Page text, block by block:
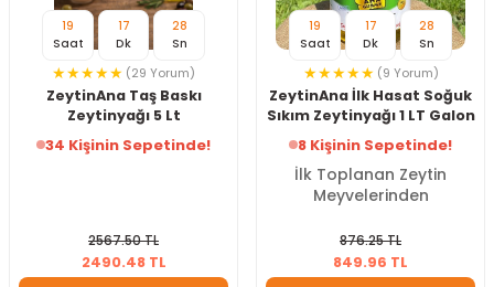
19
Saat
17
Dk
26
Sn
(29 Yorum)
ZeytinAna Taş Baskı
Zeytinyağı 5 Lt
34 Kişinin Sepetinde!
2567.50 TL
2490.48 TL
19
Saat
17
Dk
26
Sn
(9 Yorum)
ZeytinAna İlk Hasat Soğuk
Sıkım Zeytinyağı 1 LT Galon
8 Kişinin Sepetinde!
İlk Toplanan Zeytin
Meyvelerinden
876.25 TL
849.96 TL